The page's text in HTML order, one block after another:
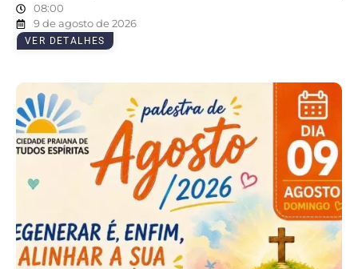
08:00
9 de agosto de 2026
VER DETALHES